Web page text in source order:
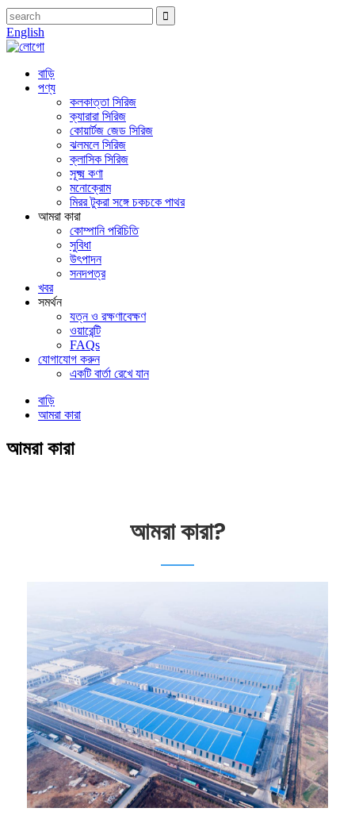
English
বাড়ি
পণ্য
কলকাত্তা সিরিজ
ক্যারারা সিরিজ
কোয়ার্টজ জেড সিরিজ
ঝলমলে সিরিজ
ক্লাসিক সিরিজ
সূক্ষ্ম কণা
মনোক্রোম
মিরর টুকরা সঙ্গে চকচকে পাথর
আমরা কারা
কোম্পানি পরিচিতি
সুবিধা
উৎপাদন
সনদপত্র
খবর
সমর্থন
যত্ন ও রক্ষণাবেক্ষণ
ওয়ারেন্টি
FAQs
যোগাযোগ করুন
একটি বার্তা রেখে যান
বাড়ি
আমরা কারা
আমরা কারা
আমরা কারা?